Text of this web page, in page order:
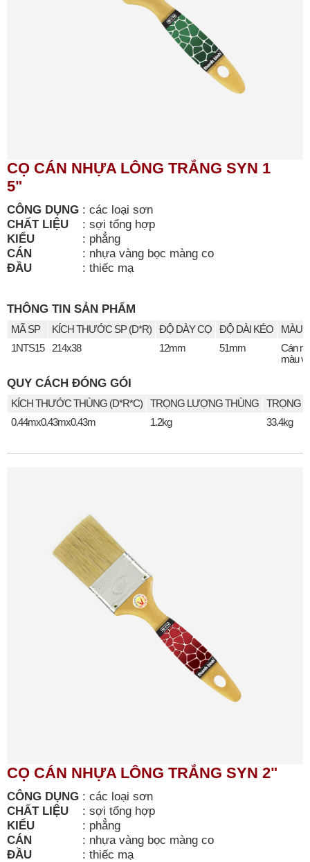
CỌ CÁN NHỰA LÔNG TRẮNG SYN 1
5"
CÔNG DỤNG : các loại sơn
CHẤT LIỆU
: sợi tổng hợp
KIỂU
: phẳng
CÁN
: nhựa vàng bọc màng co
ĐẦU
: thiếc mạ
THÔNG TIN SẢN PHẨM
MÃ SP KÍCH THƯỚC SP (D*R) ĐỘ DÀY CỌ ĐỘ DÀI KÉO
MÀU
1NTS15
214x38 12mm 51mm
Cán
màu
QUY CÁCH ĐÓNG GÓI
KÍCH THƯỚC THÙNG (D*R*C) TRỌNG LƯỢNG THÙNG
TRỌNG
0.44mx0.43mx0.43m
1.2kg 33.4kg
CỌ CÁN NHỰA LÔNG TRẮNG SYN 2"
CÔNG DỤNG : các loại sơn
CHẤT LIỆU
: sợi tổng hợp
KIỂU
: phẳng
CÁN
: nhựa vàng bọc màng co
ĐẦU
: thiếc mạ